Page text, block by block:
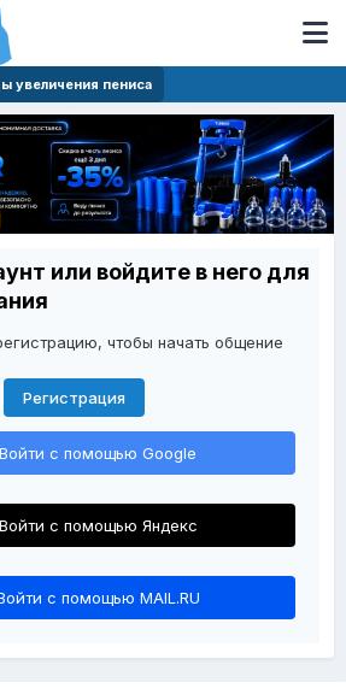
увеличения пениса
или войдите в него для
чтобы начать общение
Регистрация
Войти с помощью Google
Войти с помощью Яндекс
с помощью MAIL.RU